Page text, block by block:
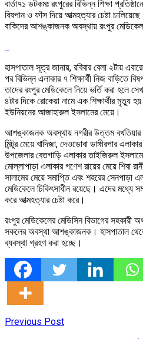
বার্তা৭১ ডটকমঃ রংপুরের বিভিন্ন শিক্ষা
বিষপান ও ফাঁস দিয়ে আত্মহত্যার চেষ্টা
বাকিদের আশঙ্কাজনক অবস্থায় রংপুর
হাসপাতাল সূত্র জানায়, রবিবার বেলা ২টায়
পর বিভিন্ন এলাকার ৭ শিক্ষার্থী নিজ বাড়িতে
তাদের রংপুর মেডিকেলে নিয়ে ভর্তি করা হলে
৪টার দিকে রোকেয়া নামে এক শিক্ষার্থীর মৃত্যু
ইউনিয়নের আজাহারুল ইসলামের মেয়ে।
আশঙ্কাজনক অবস্থায় নগরীর উত্তম বখতিয়ার
মিন্টুর মেয়ে খাদিজা, দেওডোবা ডাঙ্গীরপার
উপজেলার বেতগাড়ি এলাকার তাইজিরুল
মোল্লাপাড়া এলাকার গণেশ রায়ের মেয়ে শিবা
সালামের মেয়ে সমাপ্তি এবং শহরের সেনপাড়া
মেডিকেলে চিকিৎসাধীন রয়েছে। এদের মধ্যে
করে আত্মহত্যার চেষ্টা করে।
রংপুর মেডিকেলের মেডিসিন বিভাগের সহকারী
সকলের অবস্থা আশঙ্কাজনক। হাসপাতাল
ব্যবস্থা গ্রহণ করা হচ্ছে।
Previous Post